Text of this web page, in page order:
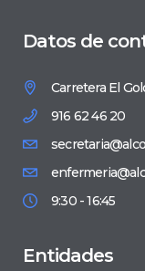
Datos de
Carretera El
916 62 46 20
9:30 - 16:45
Entidades